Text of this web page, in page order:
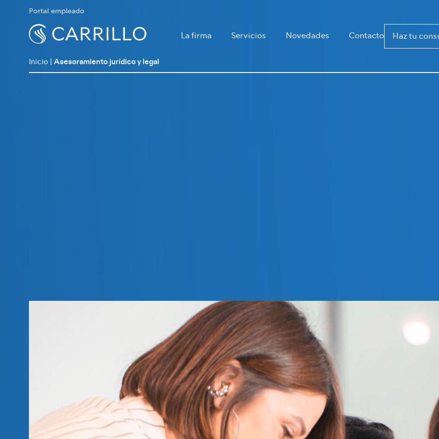
Portal empleado
La firma Servicios Novedades Contacto Haz tu
Inicio |Asesoramiento jurídico y legal